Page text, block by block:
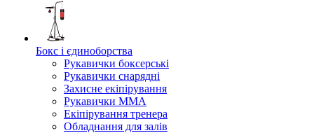
Бокс і єдиноборства
Рукавички боксерські
Рукавички снарядні
Захисне екіпірування
Рукавички ММА
Екіпірування тренера
Обладнання для залів